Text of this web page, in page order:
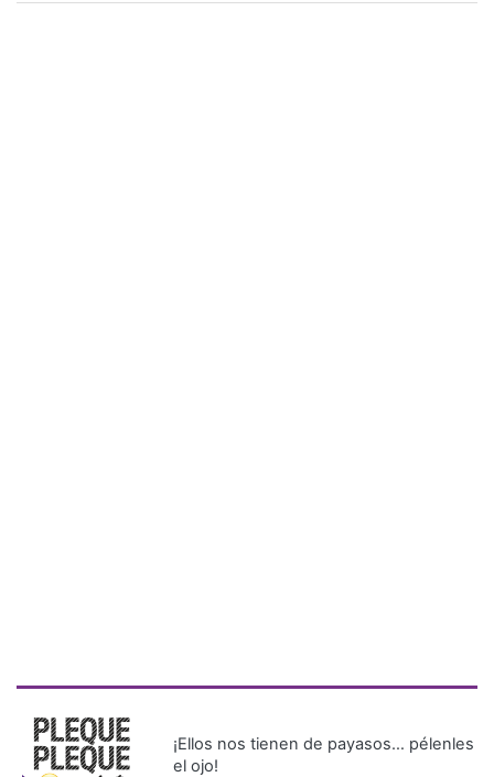
¡Ellos nos tienen de payasos… pélenles
el ojo!